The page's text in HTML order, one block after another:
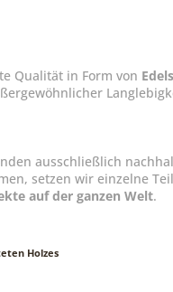
Qualität in Form von
ausschließlich
setzen wir einzelne
auf der ganzen Welt.
Holzes